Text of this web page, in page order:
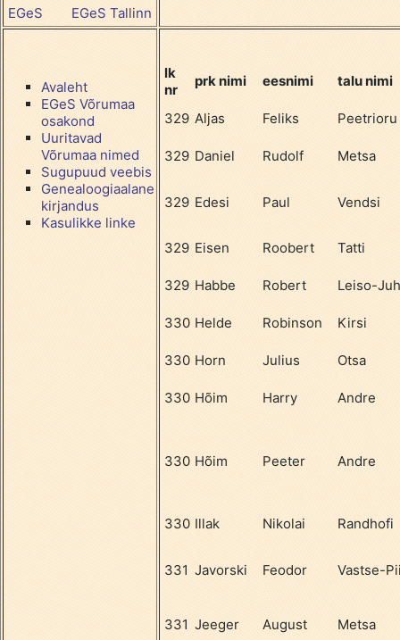
EGeS EGeS Tallinn
Avaleht
EGeS Võrumaa
osakond
Uuritavad
Võrumaa nimed
Sugupuud veebis
Genealoogiaalane
kirjandus
Kasulikke linke
lk
nr
prk nimi eesnimi talu nimi
329 Aljas Feliks Peetrioru
329 Daniel Rudolf Metsa
329 Edesi Paul Vendsi
329 Eisen Roobert Tatti
329 Habbe Robert Leiso-
330 Helde Robinson Kirsi
330 Horn Julius Otsa
330 Hõim Harry Andre
330 Hõim Peeter Andre
330 Illak Nikolai Randhofi
331 Javorski Feodor Vastse-
331 Jeeger August Metsa